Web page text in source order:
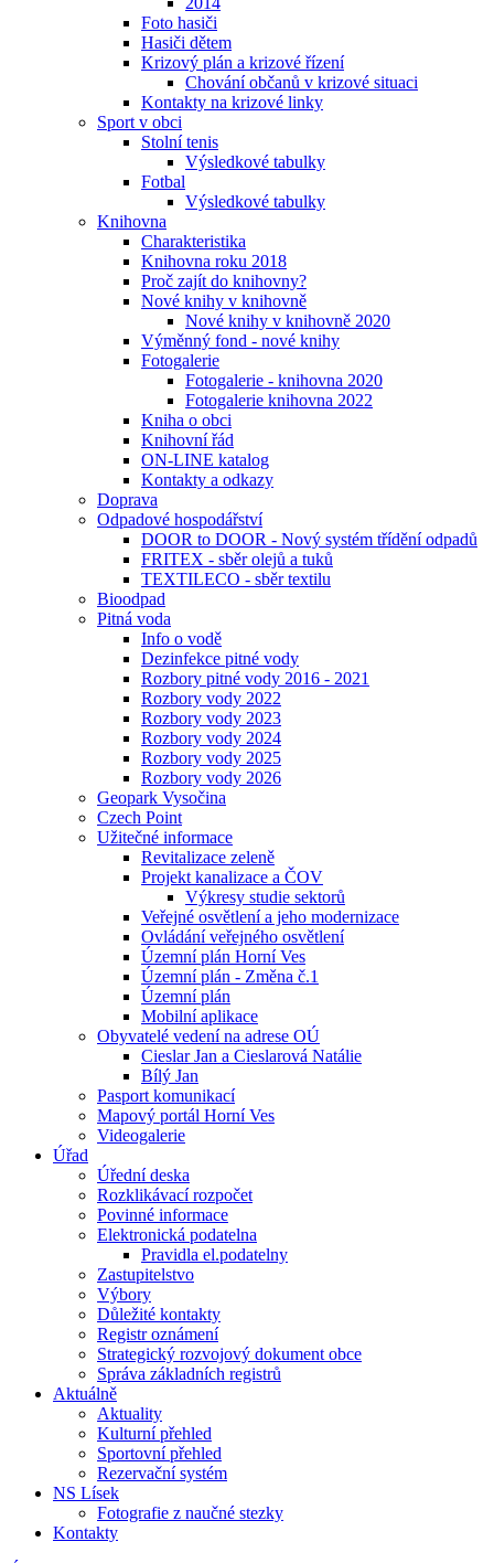
Foto hasiči
Hasiči dětem
Krizový plán a krizové řízení
Chování občanů v krizové situaci
Kontakty na krizové linky
Sport v obci
Stolní tenis
Výsledkové tabulky
Fotbal
Výsledkové tabulky
Knihovna
Charakteristika
Knihovna roku 2018
Proč zajít do knihovny?
Nové knihy v knihovně
Nové knihy v knihovně 2020
Výměnný fond - nové knihy
Fotogalerie
Fotogalerie - knihovna 2020
Fotogalerie knihovna 2022
Kniha o obci
Knihovní řád
ON-LINE katalog
Kontakty a odkazy
Doprava
Odpadové hospodářství
DOOR to DOOR - Nový systém třídění odpadů
FRITEX - sběr olejů a tuků
TEXTILECO - sběr textilu
Bioodpad
Pitná voda
Info o vodě
Dezinfekce pitné vody
Rozbory pitné vody 2016 - 2021
Rozbory vody 2022
Rozbory vody 2023
Rozbory vody 2024
Rozbory vody 2025
Rozbory vody 2026
Geopark Vysočina
Czech Point
Užitečné informace
Revitalizace zeleně
Projekt kanalizace a ČOV
Výkresy studie sektorů
Veřejné osvětlení a jeho modernizace
Ovládání veřejného osvětlení
Územní plán Horní Ves
Územní plán - Změna č.1
Územní plán
Mobilní aplikace
Obyvatelé vedení na adrese OÚ
Cieslar Jan a Cieslarová Natálie
Bílý Jan
Pasport komunikací
Mapový portál Horní Ves
Videogalerie
Úřad
Úřední deska
Rozklikávací rozpočet
Povinné informace
Elektronická podatelna
Pravidla el.podatelny
Zastupitelstvo
Výbory
Důležité kontakty
Registr oznámení
Strategický rozvojový dokument obce
Správa základních registrů
Aktuálně
Aktuality
Kulturní přehled
Sportovní přehled
Rezervační systém
NS Lísek
Fotografie z naučné stezky
Kontakty